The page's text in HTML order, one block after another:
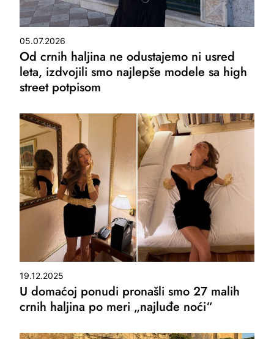
05.07.2026
Od crnih haljina ne odustajemo ni usred
leta, izdvojili smo najlepše modele sa high
street potpisom
19.12.2025
U domaćoj ponudi pronašli smo 27 malih
crnih haljina po meri „najluđe noći“